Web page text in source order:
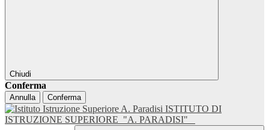
Chiudi
Conferma
Annulla Conferma
ISTITUTO DI
ISTRUZIONE SUPERIORE "A. PARADISI"